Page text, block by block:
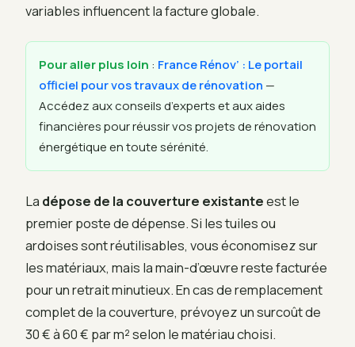
variables influencent la facture globale.
Pour aller plus loin : France Rénov’ : Le portail
officiel pour vos travaux de rénovation —
Accédez aux conseils d’experts et aux aides
financières pour réussir vos projets de rénovation
énergétique en toute sérénité.
La dépose de la couverture existanteest le
premier poste de dépense. Si les tuiles ou
ardoises sont réutilisables, vous économisez sur
les matériaux, mais la main-d’œuvre reste facturée
pour un retrait minutieux. En cas de remplacement
complet de la couverture, prévoyez un surcoût de
30 € à 60 € par m² selon le matériau choisi.